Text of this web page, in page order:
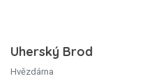
Uherský Brod
Hvězdárna